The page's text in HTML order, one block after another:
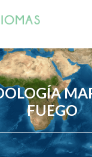
FUEGO